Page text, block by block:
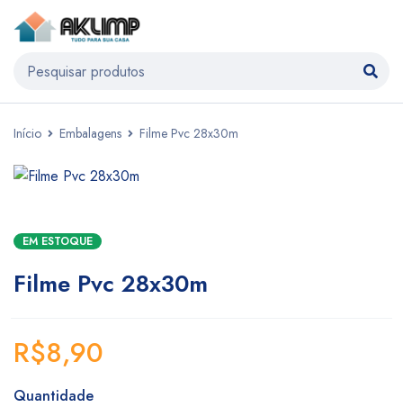
Início Embalagens Filme Pvc 28x30m
EM ESTOQUE
Filme Pvc 28x30m
R$8,90
Quantidade